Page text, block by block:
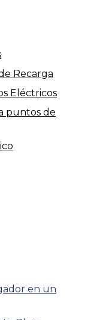
Recarga
Eléctricos
puntos de
en un